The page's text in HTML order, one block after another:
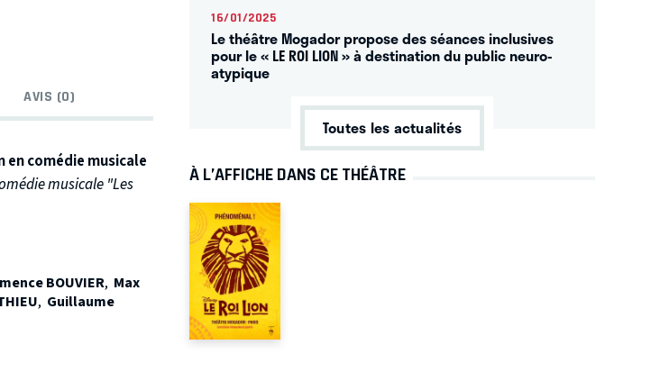
AVIS (0)
comédie musicale
musicale "Les
quasi
aux cartes et
BOUVIER, Max
, Guillaume
16/01/2025
Le théâtre Mogador propose des séances inclusives
pour le « LE ROI LION » à destination du public neuro-
atypique
Toutes les actualités
À L’AFFICHE DANS CE THÉÂTRE